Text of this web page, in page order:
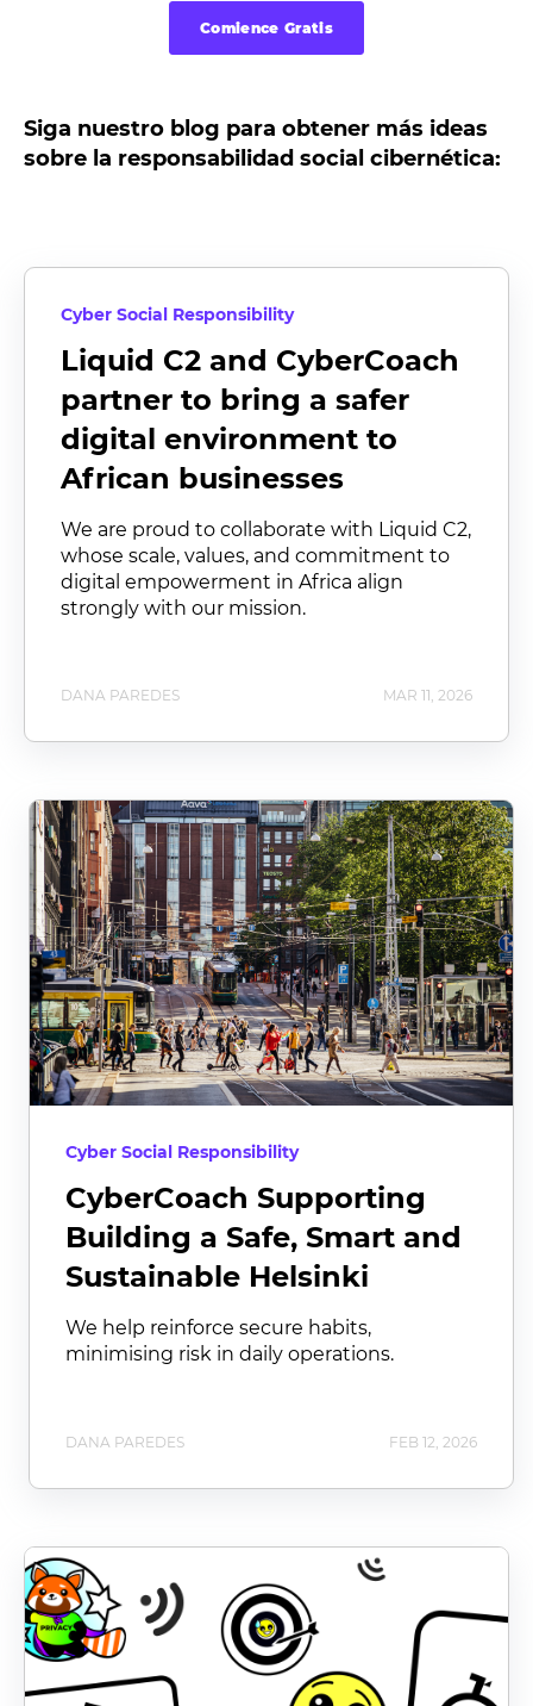
Comience Gratis
Siga nuestro blog para obtener más ideas
sobre la responsabilidad social cibernética:
Cyber Social Responsibility
Liquid C2 and CyberCoach
partner to bring a safer
digital environment to
African businesses
We are proud to collaborate with Liquid C2,
whose scale, values, and commitment to
digital empowerment in Africa align
strongly with our mission.
DANA PAREDES MAR 11, 2026
Cyber Social Responsibility
CyberCoach Supporting
Building a Safe, Smart and
Sustainable Helsinki
We help reinforce secure habits,
minimising risk in daily operations.
DANA PAREDES FEB 12, 2026